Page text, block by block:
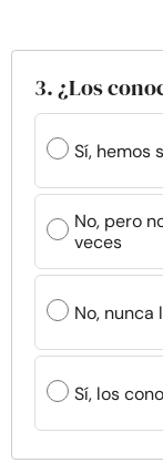
3. ¿Los
Sí, hemos
No, pero
veces
No, nunca
Sí, los